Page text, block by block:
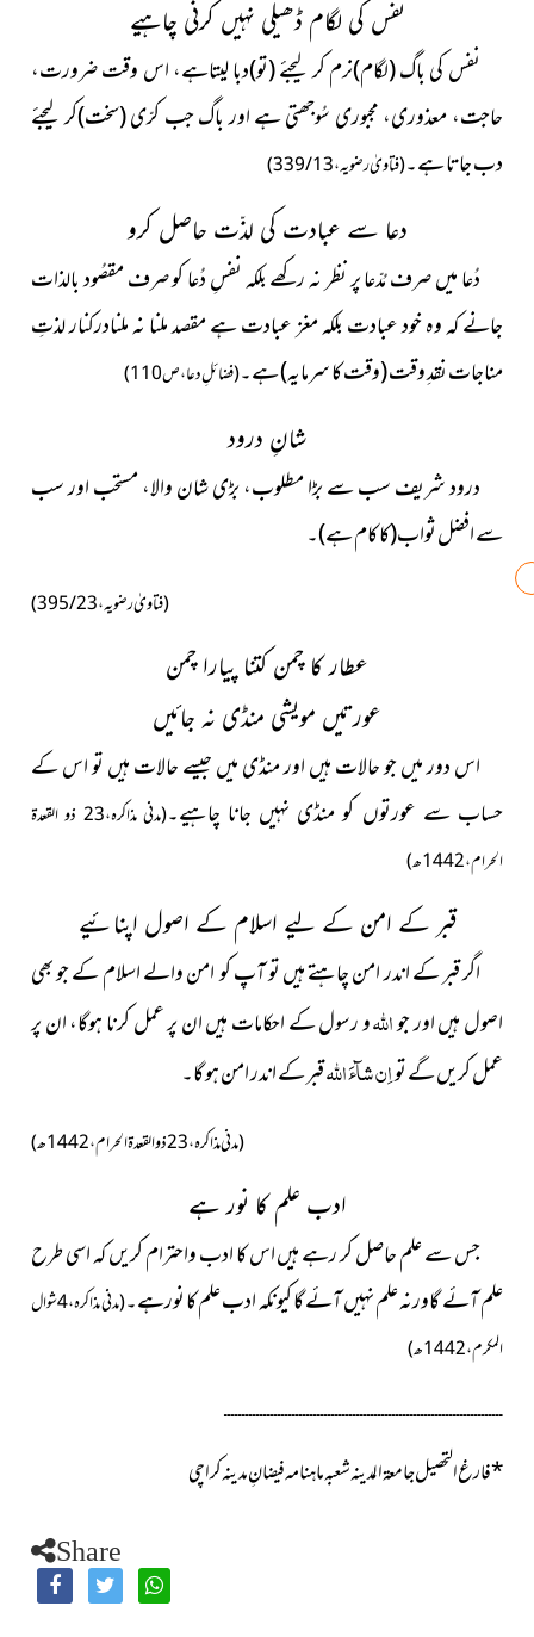
نفس کی لگام ڈھیلی نہیں کرنی چاہیے
نفس کی باگ (لگام)نرم کر لیجئے (تو)دبا لیتاہے، اس وقت ضرورت،
حاجت، معذوری، مجبوری سُوجھتی ہے اور باگ جب کرّی (سخت)کر لیجئے
دب جاتا ہے۔(فتاویٰ رضویہ، 13/ 339)
دعا سے عبادت کی لذّت حاصل کرو
دُعا میں صرف مُدّعا پر نظر نہ رکھے بلکہ نفسِ دُعا کو صرف مقصُودبالذات
جانے کہ وہ خود عبادت بلکہ مغز عبادت ہے مقصد ملنا نہ ملنادرکنار لذتِ
مناجات نقدِ وقت (وقت کا سرمایہ) ہے۔(فضائلِ دعا، ص 110)
شانِ درود
درود شریف سب سے بڑا مطلوب، بڑی شان والا، مستحب اور سب
سے افضل ثواب(کا کام ہے)۔
(فتاویٰ رضویہ، 23/ 395)
عطار کا چمن کتنا پیارا چمن
عورتیں مویشی منڈی نہ جائیں
اس دور میں جو حالات ہیں اور منڈی میں جیسے حالات ہیں تو اس کے
حساب سے عورتوں کو منڈی نہیں جانا چاہیے۔
(مدنى مذاکرہ،23 ذو القعدۃ
الحرام، 1442ھ)
قبر کے امن کے لیے اسلام کے اصول اپنائیے
اگر قبر کے اندر امن چاہتے ہیں تو آپ کو امن والےاسلام کے جو بھی
اصول ہیں اور جواللہو رسول کے احکاماتہیں ان پر عمل کرنا ہوگا، ان پر
عمل کریں گے تواِن شآءَاللہقبر کے اندر امن ہو گا۔
(مدنى مذاکرہ،23 ذو القعدۃ الحرام، 1442ھ)
ادب علم کا نور ہے
جس سے علم حاصل کر رہے ہیں اس کا ادب واحترام کریں کہ اسی طرح
علم آئے گاورنہ علم نہیں آئے گا کیونکہ ادب علم کا نورہے۔
(مدنى مذاکرہ،4 شوال
المکرم ، 1442ھ)
ــــــــــــــــــــــــــــــــــــــــــــــــــــــــــــــــــــــــــــــ
*فارغ التحصیل جامعۃ المدینہ شعبہ ماہنامہ فیضانِ مدینہ کراچی
Share